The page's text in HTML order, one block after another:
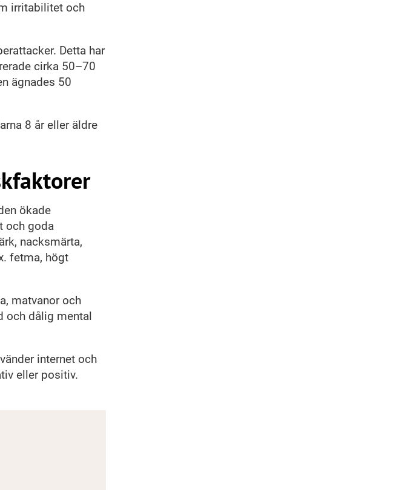
irritabilitet och
Detta har
cirka 50–70
ägnades 50
8 år eller äldre
ökade
och goda
nacksmärta,
fetma, högt
matvanor och
och dålig mental
internet och
eller positiv.